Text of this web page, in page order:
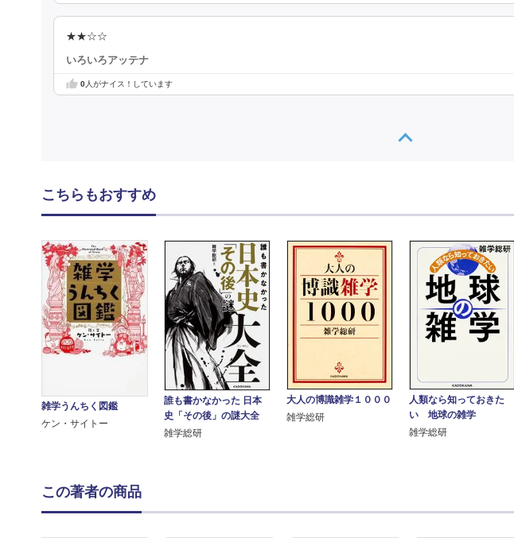
★★☆☆
いろいろアッテナ
0人がナイス！しています
こちらもおすすめ
雑学うんちく図鑑
ケン・サイトー
誰も書かなかった 日本
史「その後」の謎大全
雑学総研
大人の博識雑学１０００
雑学総研
人類なら知っておきた
い 地球の雑学
雑学総研
この著者の商品